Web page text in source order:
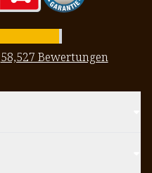
58,527 Bewertungen